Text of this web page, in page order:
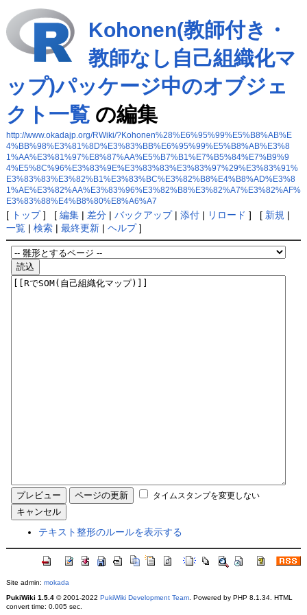
Kohonen(教師付き・
教師なし自己組織化マ
ップ)パッケージ中のオブジェ
クト一覧の編集
http://www.okadajp.org/RWiki/?Kohonen%28%E6%95%99%E5%B8%AB%E
4%BB%98%E3%81%8D%E3%83%BB%E6%95%99%E5%B8%AB%E3%8
1%AA%E3%81%97%E8%87%AA%E5%B7%B1%E7%B5%84%E7%B9%9
4%E5%8C%96%E3%83%9E%E3%83%83%E3%83%97%29%E3%83%91%
E3%83%83%E3%82%B1%E3%83%BC%E3%82%B8%E4%B8%AD%E3%8
1%AE%E3%82%AA%E3%83%96%E3%82%B8%E3%82%A7%E3%82%AF%
E3%83%88%E4%B8%80%E8%A6%A7
[ トップ] [ 編集| 差分| バックアップ| 添付| リロード ] [ 新規 |
一覧| 検索| 最終更新| ヘルプ]
タイムスタンプを変更しない
テキスト整形のルールを表示する
Site admin: mokada
PukiWiki 1.5.4© 2001-2022 PukiWiki Development Team. Powered by PHP 8.1.34. HTML
convert time: 0.005 sec.